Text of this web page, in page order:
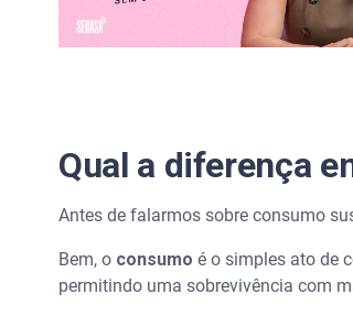
Qual a diferença
Antes de falarmos sobre consumo
Bem, o consumo é o simples ato de
permitindo uma sobrevivência com